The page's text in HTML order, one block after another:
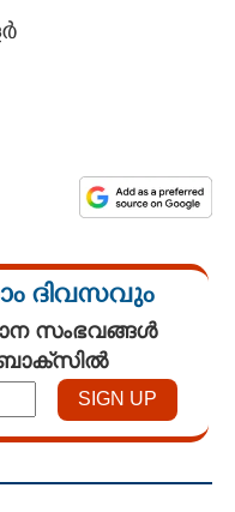
ദിവസവും
സംഭവങ്ങൾ